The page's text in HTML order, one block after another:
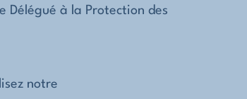
Délégué à la Protection des
notre